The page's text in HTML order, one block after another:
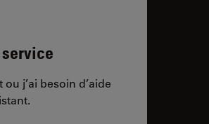
j’ai besoin d’aide